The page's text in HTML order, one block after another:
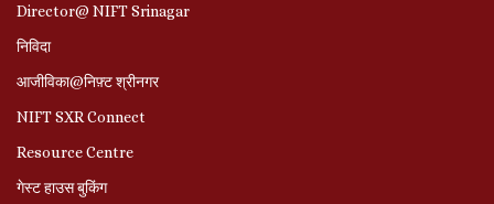
Director@ NIFT Srinagar
निविदा
आजीविका@निफ़्ट श्रीनगर
NIFT SXR Connect
Resource Centre
गेस्ट हाउस बुकिंग